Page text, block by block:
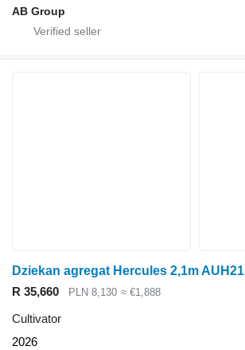
AB Group
Dziekan agregat Hercules 2,1m AUH21
R 35,660
PLN 8,130 ≈ €1,888
Cultivator
2026